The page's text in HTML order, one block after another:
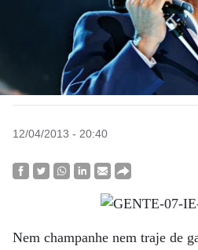
12/04/2013 - 20:40
Nem champanhe nem traje de